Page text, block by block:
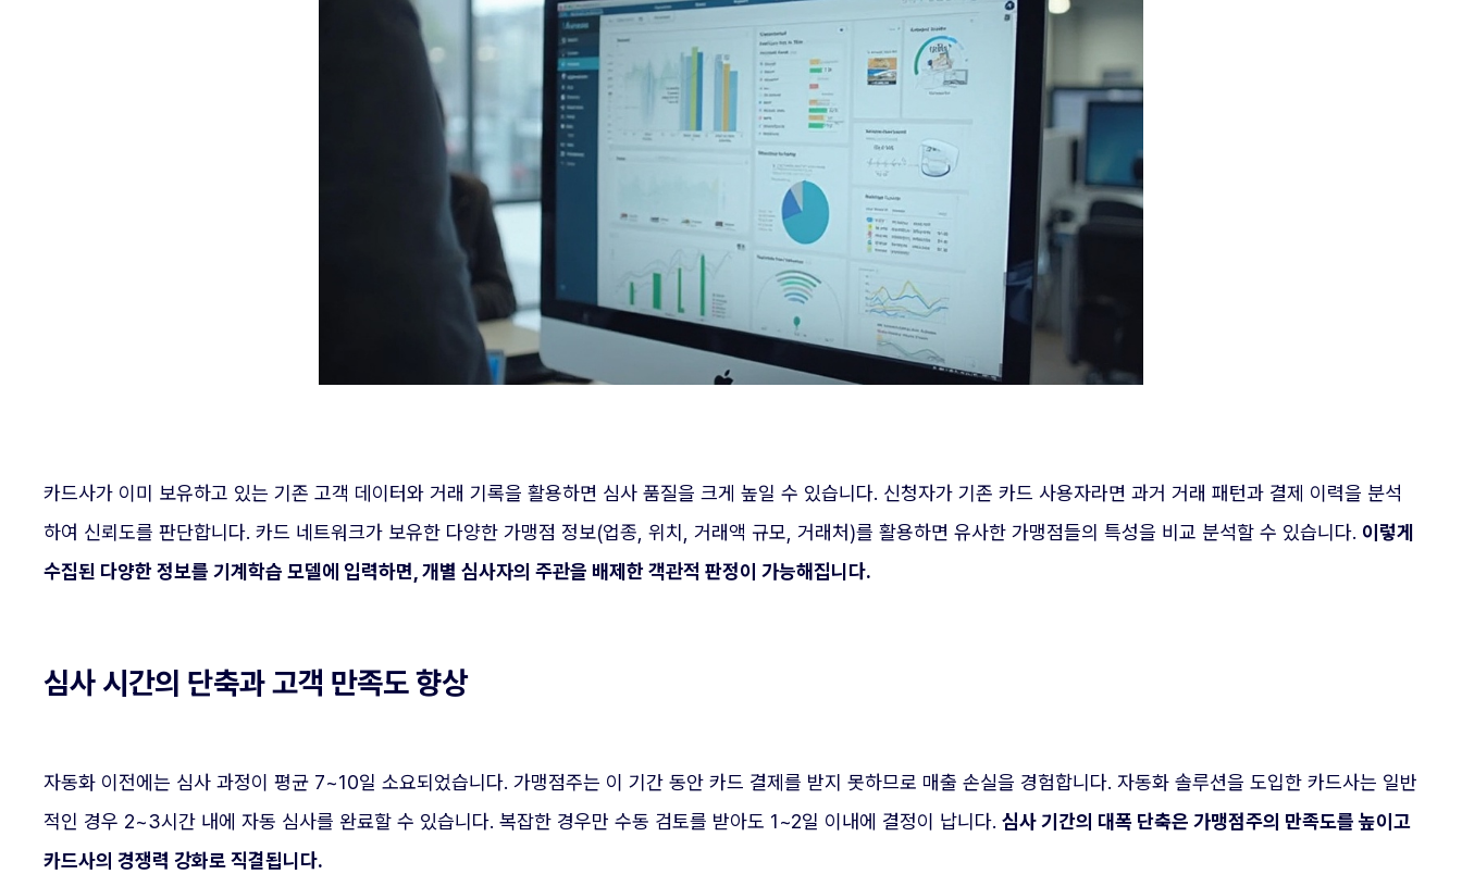
카드사가 이미 보유하고 있는 기존 고객 데이터와 거래 기록을 활용하면 심사 품질을 크게 높일 수 있습니다. 신청자가 기존 카드 사용자라면 과거 거래 패턴과 결제 이력을 분석
하여 신뢰도를 판단합니다. 카드 네트워크가 보유한 다양한 가맹점 정보(업종, 위치, 거래액 규모, 거래처)를 활용하면 유사한 가맹점들의 특성을 비교 분석할 수 있습니다. 이렇게
수집된 다양한 정보를 기계학습 모델에 입력하면, 개별 심사자의 주관을 배제한 객관적 판정이 가능해집니다.
심사 시간의 단축과 고객 만족도 향상
자동화 이전에는 심사 과정이 평균 7~10일 소요되었습니다. 가맹점주는 이 기간 동안 카드 결제를 받지 못하므로 매출 손실을 경험합니다. 자동화 솔루션을 도입한 카드사는 일반
적인 경우 2~3시간 내에 자동 심사를 완료할 수 있습니다. 복잡한 경우만 수동 검토를 받아도 1~2일 이내에 결정이 납니다. 심사 기간의 대폭 단축은 가맹점주의 만족도를 높이고
카드사의 경쟁력 강화로 직결됩니다.